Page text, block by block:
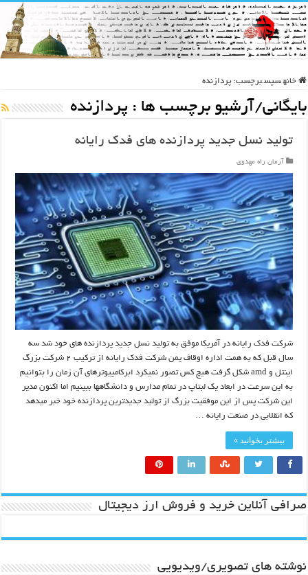
خانه سپس برچسب: پردازنده
بایگانی/آرشیو برچسب ها : پردازنده
تولید نسل جدید پردازنده های فدک رایانه
آرمان راه مهدوی
شرکت فدک رایانه در آمریکا موفق به تولید نسل جدید پردازنده های خود شد سه
سال قبل که به همت اداره اوقاف یمن شرکت فدک رایانه از ترکیب ۲ شرکت بزرگ
اینتل و amd شکل گرفت هیچ کس تصور نمیکرد ابرکامپیوترهای آن زمان را بتوانیم
به این سرعت در ابعاد یک لبتاپ در تمام مدارس و دانشگاهها ببینیم اما اکنون مدیر
این شرکت پس از این موفقیت بزرگ از تولید جدیدترین پردازنده خود خبر میدهد
که انقلابی در صنعت رایانه …
بیشتر بخوانید »
صرافی آنلاین خرید و فروش ارز دیجیتال
نوشته های تصویری/ویدیویی